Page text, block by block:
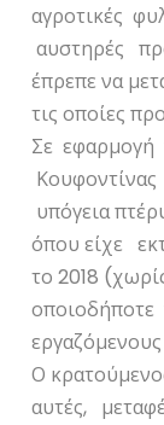
αγροτικές
αυστηρές
έπρεπε να
τις οποίες
Σε εφαρμογή
υπόγεια
όπου είχε
το 2018
οποιοδήποτε
Ο
αυτές,